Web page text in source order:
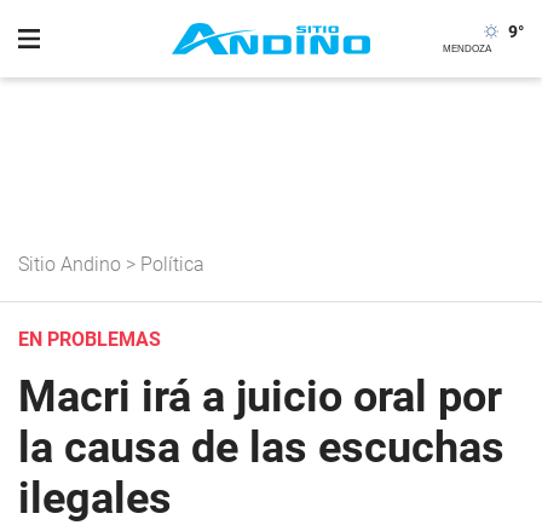
9°
Sitio Andino > Política
EN PROBLEMAS
Macri irá a juicio oral por
la causa de las escuchas
ilegales